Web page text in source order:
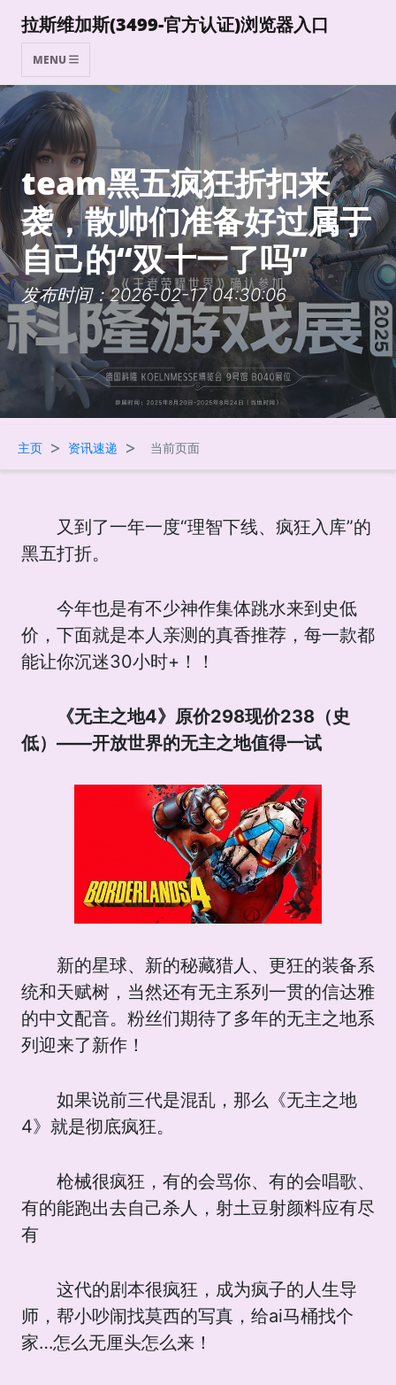
拉斯维加斯(3499-官方认证)浏览器入口
MENU
team黑五疯狂折扣来
袭，散帅们准备好过属于
自己的“双十一了吗”
发布时间：2026-02-17 04:30:06
主页 > 资讯速递 > 当前页面
又到了一年一度“理智下线、疯狂入库”的
黑五打折。
今年也是有不少神作集体跳水来到史低
价，下面就是本人亲测的真香推荐，每一款都
能让你沉迷30小时+！！
《无主之地4》原价298现价238（史
低）——开放世界的无主之地值得一试
新的星球、新的秘藏猎人、更狂的装备系
统和天赋树，当然还有无主系列一贯的信达雅
的中文配音。粉丝们期待了多年的无主之地系
列迎来了新作！
如果说前三代是混乱，那么《无主之地
4》就是彻底疯狂。
枪械很疯狂，有的会骂你、有的会唱歌、
有的能跑出去自己杀人，射土豆射颜料应有尽
有
这代的剧本很疯狂，成为疯子的人生导
师，帮小吵闹找莫西的写真，给ai马桶找个
家…怎么无厘头怎么来！